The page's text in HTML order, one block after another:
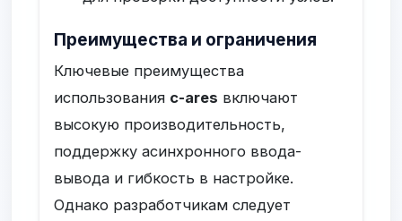
Преимущества и ограничения
Ключевые преимущества
использования c-ares включают
высокую производительность,
поддержку асинхронного ввода-
вывода и гибкость в настройке.
Однако разработчикам следует